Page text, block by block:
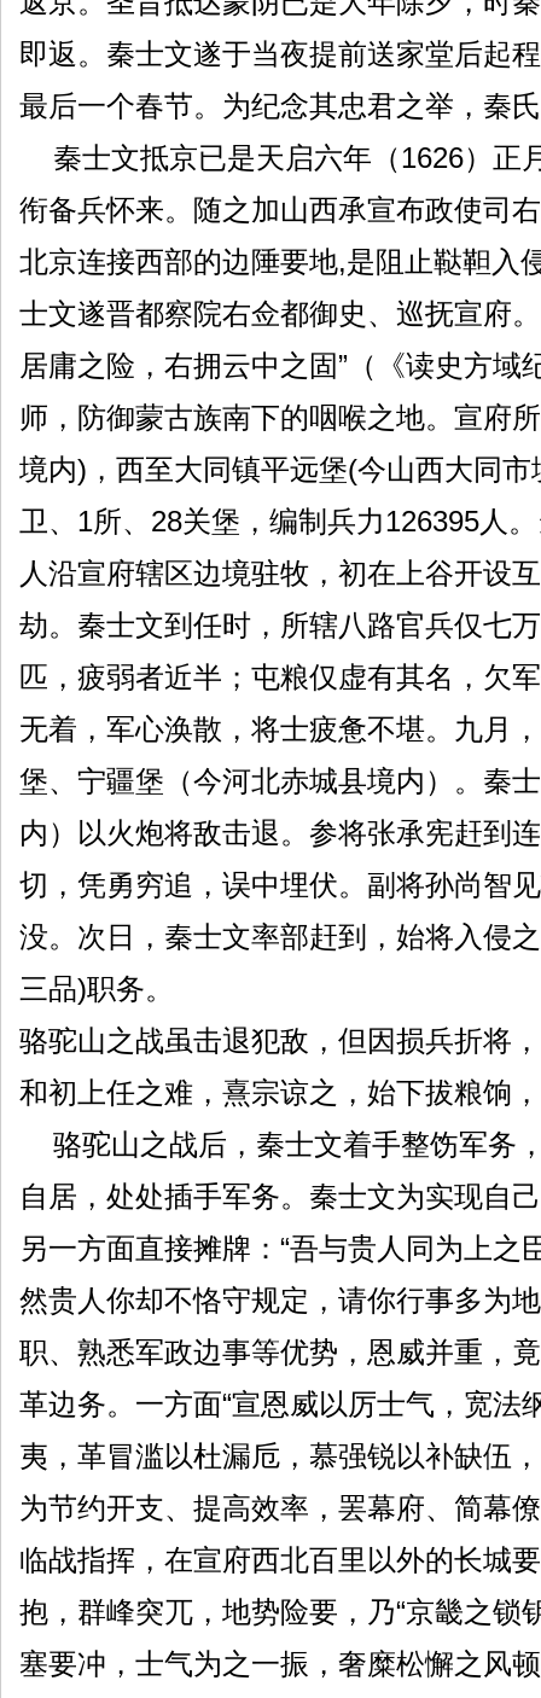
即返。秦士文遂于当夜提前送家堂后起
最后一个春节。为纪念其忠君之举，秦
秦士文抵京已是天启六年（1626）正
衔备兵怀来。随之加山西承宣布政使司
北京连接西部的边陲要地,是阻止鞑靼入
士文遂晋都察院右佥都御史、巡抚宣府
居庸之险，右拥云中之固”（《读史方
师，防御蒙古族南下的咽喉之地。宣府
境内)，西至大同镇平远堡(今山西大同
卫、1所、28关堡，编制兵力126395人
人沿宣府辖区边境驻牧，初在上谷开设
劫。秦士文到任时，所辖八路官兵仅七
匹，疲弱者近半；屯粮仅虚有其名，欠
无着，军心涣散，将士疲惫不堪。九月
堡、宁疆堡（今河北赤城县境内）。秦
内）以火炮将敌击退。参将张承宪赶到
切，凭勇穷追，误中埋伏。副将孙尚智
没。次日，秦士文率部赶到，始将入侵
三品)职务。
骆驼山之战虽击退犯敌，但因损兵折将
和初上任之难，熹宗谅之，始下拔粮饷
骆驼山之战后，秦士文着手整饬军务
自居，处处插手军务。秦士文为实现自
另一方面直接摊牌：“吾与贵人同为上
然贵人你却不恪守规定，请你行事多为
职、熟悉军政边事等优势，恩威并重，
革边务。一方面“宣恩威以厉士气，宽
夷，革冒滥以杜漏卮，慕强锐以补缺伍
为节约开支、提高效率，罢幕府、简幕
临战指挥，在宣府西北百里以外的长城
抱，群峰突兀，地势险要，乃“京畿之锁
塞要冲，士气为之一振，奢糜松懈之风